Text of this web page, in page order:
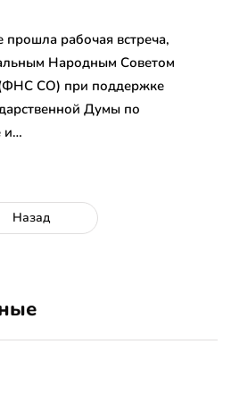
прошла рабочая встреча,
Народным Советом
СО) при поддержке
Думы по
и…
Назад